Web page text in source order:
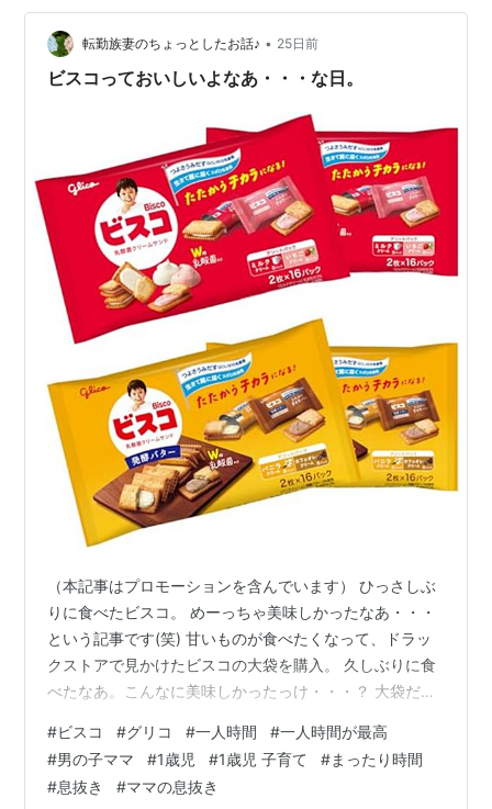
転勤族妻のちょっとしたお話♪ • 25日前
ビスコっておいしいよなあ・・・な日。
（本記事はプロモーションを含んでいます） ひっさしぶ
りに食べたビスコ。 めーっちゃ美味しかったなあ・・・
という記事です(笑) 甘いものが食べたくなって、ドラッ
クストアで見かけたビスコの大袋を購入。 久しぶりに食
べたなあ。こんなに美味しかったっけ・・・？ 大袋だか
たけど(笑) なくなったら次は違う味を買ってみようかな
(^^)息抜き時間に最高だー！！！ ビスコ 大袋 アソートパ
ック bisco glico 乳酸菌クリームサンド ビスケット 個包
#ビスコ #グリコ #一人時間 #一人時間が最高
#男の子ママ #1歳児 #1歳児 子育て #まったり時間
#息抜き #ママの息抜き